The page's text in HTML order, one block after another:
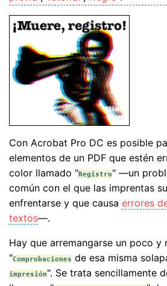
Con Acrobat Pro DC es posible
elementos de un PDF que estén
color llamado "Registro" —un
común con el que las imprentas
enfrentarse y que causa errores
textos—.
Hay que arremangarse un poco y
"Comprobaciones de esa misma
impresión". Se trata sencillamente